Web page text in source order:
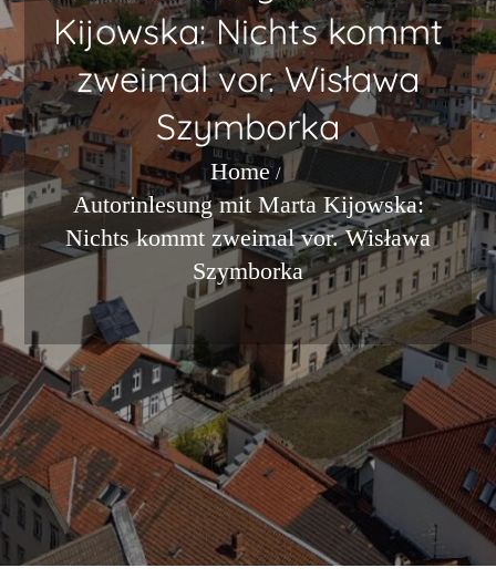
Kijowska: Nichts kommt
zweimal vor. Wisława
Szymborka
Home
Autorinlesung mit Marta Kijowska:
Nichts kommt zweimal vor. Wisława
Szymborka